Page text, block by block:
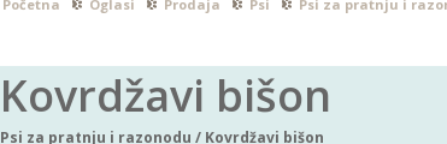
Početna Oglasi Prodaja Psi Psi za pratnju i
Kovrdžavi bišon
Psi za pratnju i razonodu / Kovrdžavi bišon